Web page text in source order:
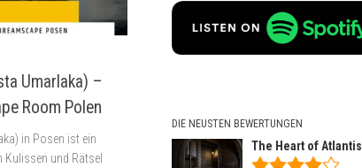
Umarlaka) –
Room Polen
in Posen ist ein
Kulissen und Rätsel
DIE NEUSTEN BEWERTUNGEN
The Heart of Atlantis